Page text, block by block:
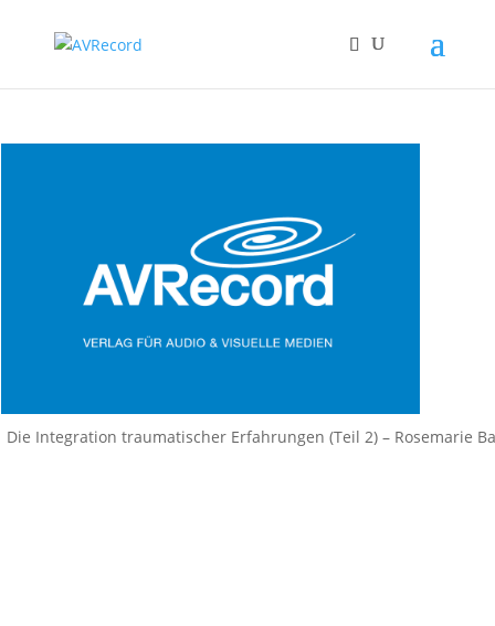
Die Integration traumatischer Erfahrungen (Teil 2) – Rosemarie